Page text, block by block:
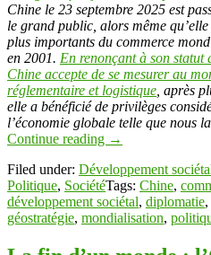
Chine le 23 septembre 2025 est
le grand public, alors même
plus importants du commerce
en 2001. En renonçant à son statut
Chine accepte de se mesurer au
réglementaire et logistique, après
elle a bénéficié de privilèges
l’économie globale telle que nous
Continue reading →
Filed under: Développement
Politique, SociétéTags: Chine,
développement sociétal, diplomatie,
géostratégie, mondialisation,